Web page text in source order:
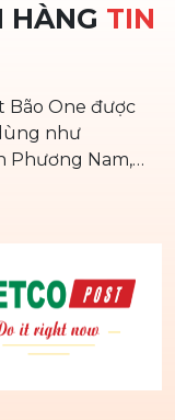
HÀNG TIN
Bão One được
như
Phương Nam,…